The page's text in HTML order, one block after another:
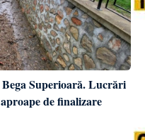
Superioară. Lucrări
de finalizare